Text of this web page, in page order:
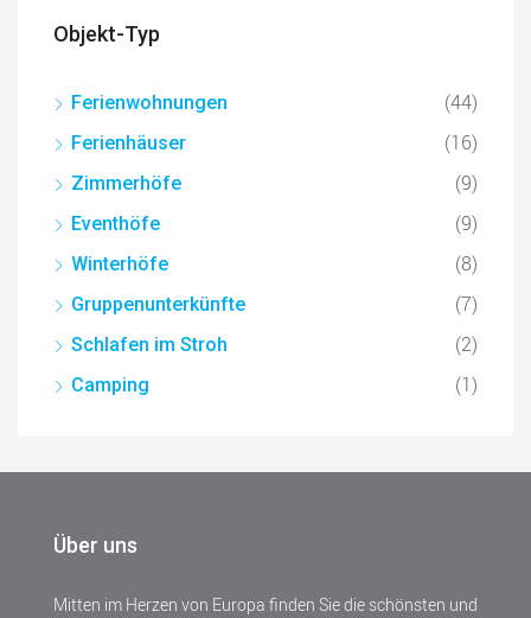
Objekt-Typ
Ferienwohnungen (44)
Ferienhäuser (16)
Zimmerhöfe (9)
Eventhöfe (9)
Winterhöfe (8)
Gruppenunterkünfte (7)
Schlafen im Stroh (2)
Camping (1)
Über uns
Mitten im Herzen von Europa finden Sie die schönsten und